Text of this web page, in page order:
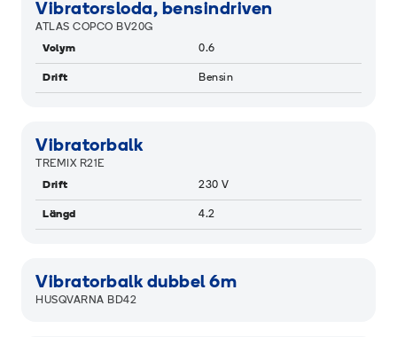
Vibratorsloda, bensindriven
ATLAS COPCO BV20G
Volym
0.6
Drift Bensin
Vibratorbalk
TREMIX R21E
Drift
230 V
Längd 4.2
Vibratorbalk dubbel 6m
HUSQVARNA BD42